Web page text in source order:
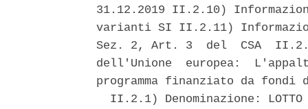
31.12.2019 II.2.10)
varianti SI II.2.11)
Sez. 2, Art. 3  del  CSA
dell'Unione  europea:
programma finanziato da fondi
II.2.1) Denominazione: